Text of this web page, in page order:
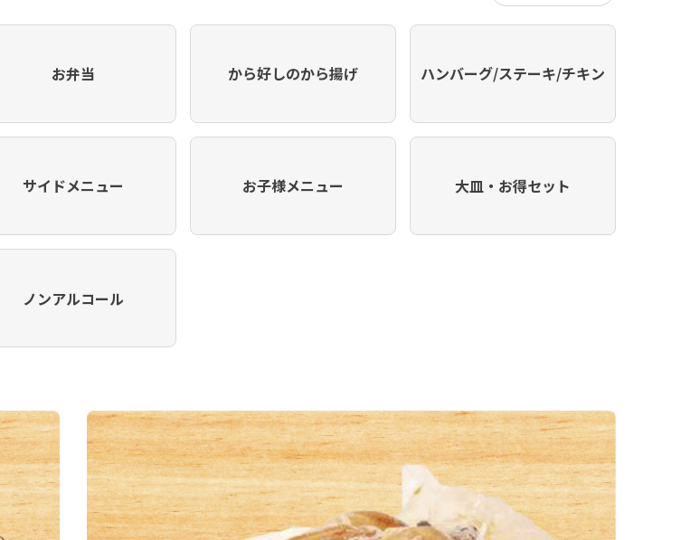
り
え
お弁当 から好しのから揚げ ハンバーグ/ステーキ/チキン
サイドメニュー お子様メニュー 大皿・お得セット
ノンアルコール